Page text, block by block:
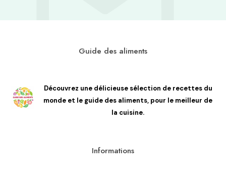
Guide des aliments
Découvrez une délicieuse sélection de recettes du
monde et le guide des aliments, pour le meilleur de
la cuisine.
Informations